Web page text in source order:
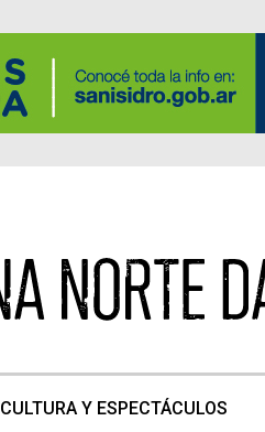
CULTURA Y ESPECTÁCULOS